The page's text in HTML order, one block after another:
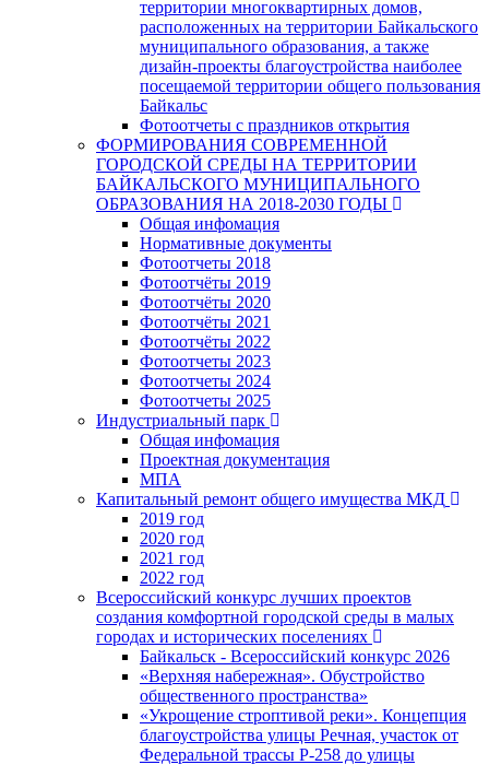
территории многоквартирных домов,
расположенных на территории Байкальского
муниципального образования, а также
дизайн-проекты благоустройства наиболее
посещаемой территории общего пользования
Байкальс
Фотоотчеты с праздников открытия
ФОРМИРОВАНИЯ СОВРЕМЕННОЙ
ГОРОДСКОЙ СРЕДЫ НА ТЕРРИТОРИИ
БАЙКАЛЬСКОГО МУНИЦИПАЛЬНОГО
ОБРАЗОВАНИЯ НА 2018-2030 ГОДЫ
Общая инфомация
Нормативные документы
Фотоотчеты 2018
Фотоотчёты 2019
Фотоотчёты 2020
Фотоотчёты 2021
Фотоотчёты 2022
Фотоотчеты 2023
Фотоотчеты 2024
Фотоотчеты 2025
Индустриальный парк
Общая инфомация
Проектная документация
МПА
Капитальный ремонт общего имущества МКД
2019 год
2020 год
2021 год
2022 год
Всероссийский конкурс лучших проектов
создания комфортной городской среды в малых
городах и исторических поселениях
Байкальск - Всероссийский конкурс 2026
«Верхняя набережная». Обустройство
общественного пространства»
«Укрощение строптивой реки». Концепция
благоустройства улицы Речная, участок от
Федеральной трассы Р-258 до улицы